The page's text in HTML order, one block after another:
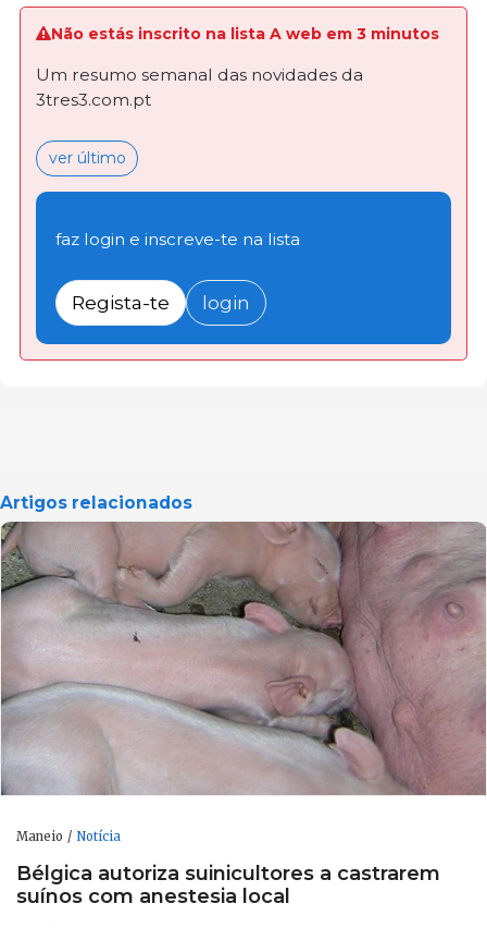
Não estás inscrito na lista A web em 3 minutos
Um resumo semanal das novidades da
3tres3.com.pt
ver último
faz login e inscreve-te na lista
Regista-te login
Artigos relacionados
Maneio Notícia
Bélgica autoriza suinicultores a castrarem
suínos com anestesia local